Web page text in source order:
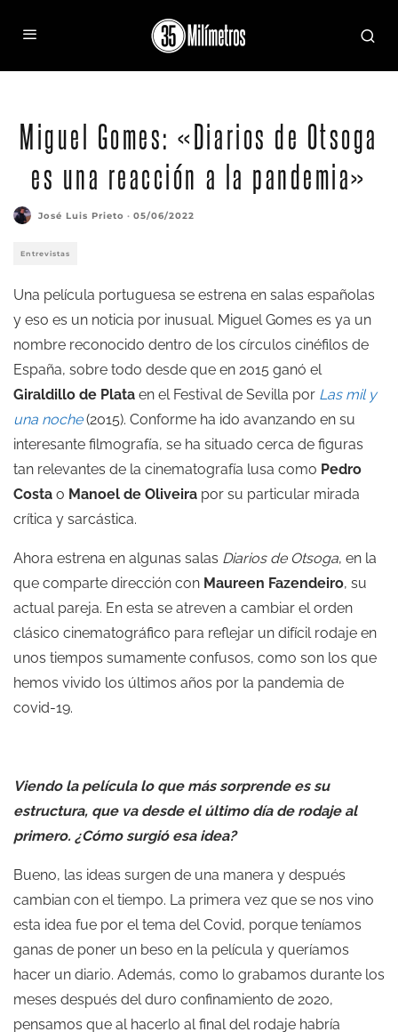
Miguel Gomes: «Diarios de Otsoga
es una reacción a la pandemia»
José Luis Prieto · 05/06/2022
Entrevistas
Una película portuguesa se estrena en salas españolas
y eso es un noticia por inusual. Miguel Gomes es ya un
nombre reconocido dentro de los círculos cinéfilos de
España, sobre todo desde que en 2015 ganó el
Giraldillo de Plata en el Festival de Sevilla por Las mil y
una noche(2015). Conforme ha ido avanzando en su
interesante filmografía, se ha situado cerca de figuras
tan relevantes de la cinematografía lusa como Pedro
Costa o Manoel de Oliveira por su particular mirada
crítica y sarcástica.
Ahora estrena en algunas salas Diarios de Otsoga, en la
que comparte dirección con Maureen Fazendeiro, su
actual pareja. En esta se atreven a cambiar el orden
clásico cinematográfico para reflejar un difícil rodaje en
unos tiempos sumamente confusos, como son los que
hemos vivido los últimos años por la pandemia de
covid-19.
Viendo la película lo que más sorprende es su
estructura, que va desde el último día de rodaje al
primero. ¿Cómo surgió esa idea?
Bueno, las ideas surgen de una manera y después
cambian con el tiempo. La primera vez que se nos vino
esta idea fue por el tema del Covid, porque teníamos
ganas de poner un beso en la película y queríamos
hacer un diario. Además, como lo grabamos durante los
meses después del duro confinamiento de 2020,
pensamos que al hacerlo al final del rodaje habría